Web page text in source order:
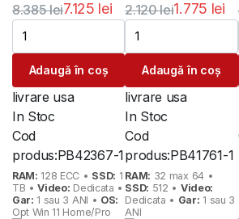
1TB SSD – NVIDIA
Quadro RTX 5000
16GB
8.385lei
Prețul
inițial
fost:
8.385 lei.
7.125 lei
Prețul
curent
este:
7.125 lei.
Adaugă în coș
livrare usa
In Stoc
Cod
produs:PB42367-1
RAM: 128 ECC • SSD: 1
TB •Video: Dedicata •
Gar: 1 sau 3 ANI • OS:
Opt Win 11 Home/Pro
512GB SSD – AMD
Radeon Pro WX
3200 4GB
2.120lei
Prețul
inițial
fost:
2.120 lei.
1.775 lei
Prețul
curent
este:
1.775 lei.
Adaugă în coș
livrare usa
In Stoc
Cod
produs:PB41761-1
RAM: 32 max 64 •
SSD: 512 • Video:
Dedicata • Gar: 1 sau 3
ANI